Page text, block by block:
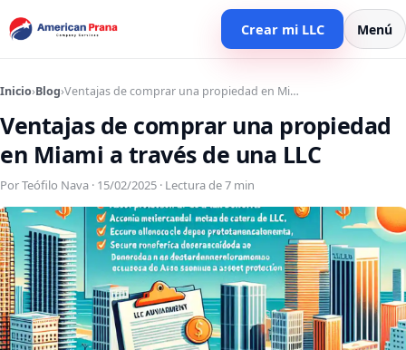
Crear mi LLC Menú
Inicio›Blog›Ventajas de comprar una propiedad en Mi…
Ventajas de comprar una propiedad
en Miami a través de una LLC
Por Teófilo Nava · 15/02/2025 · Lectura de 7 min